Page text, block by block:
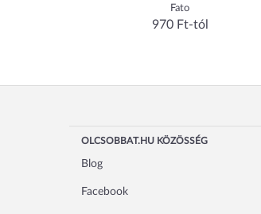
Fato
970 Ft-tól
OLCSOBBAT.HU KÖZÖSSÉG
Blog
Facebook